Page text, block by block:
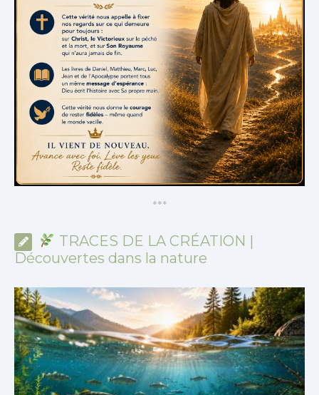
***
TRACES DE LA CRÉATION |
Découvertes dans la nature